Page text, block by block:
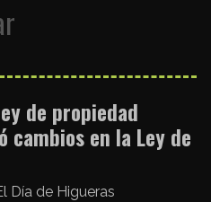
de propiedad
cambios en la Ley de
Día de Higueras